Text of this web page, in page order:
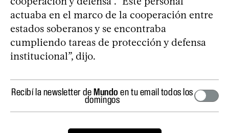
actuaba en el marco de la cooperación entre
estados soberanos y se encontraba
cumpliendo tareas de protección y defensa
institucional”, dijo.
Recibí la newsletter deMundo en tu email todos los
domingos